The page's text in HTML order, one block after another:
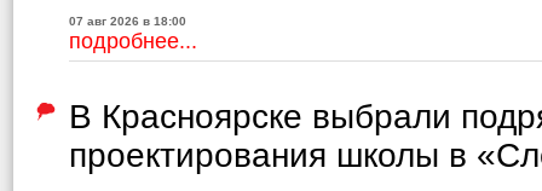
07 авг 2026 в 18:00
подробнее...
В Красноярске выбрали
проектирования школы в